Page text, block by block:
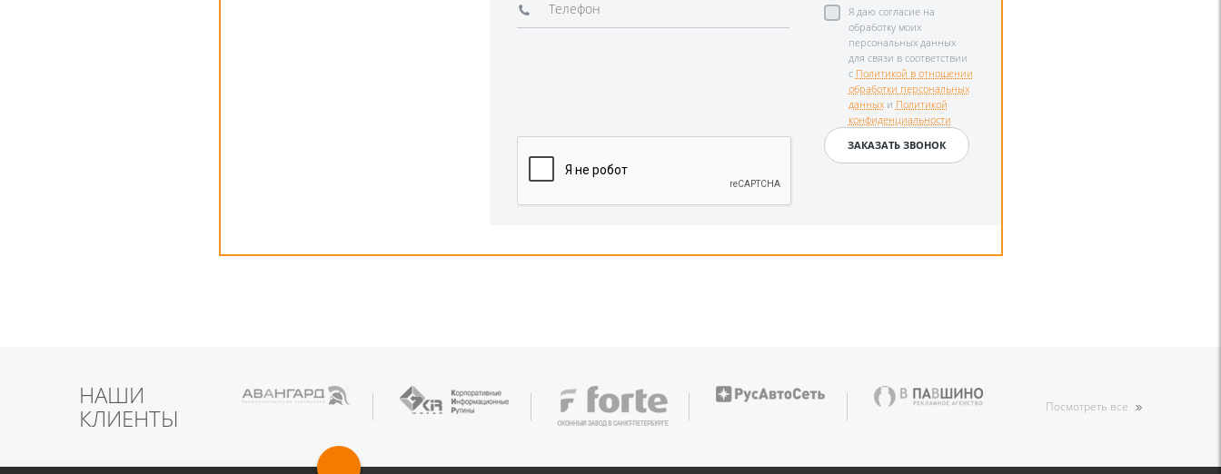
Я даю согласие на
обработку моих
персональных данных
для связи в соответствии
с Политикой в отношении
обработки персональных
данныхи Политикой
конфиденциальности
НАШИ
КЛИЕНТЫ Посмотреть все